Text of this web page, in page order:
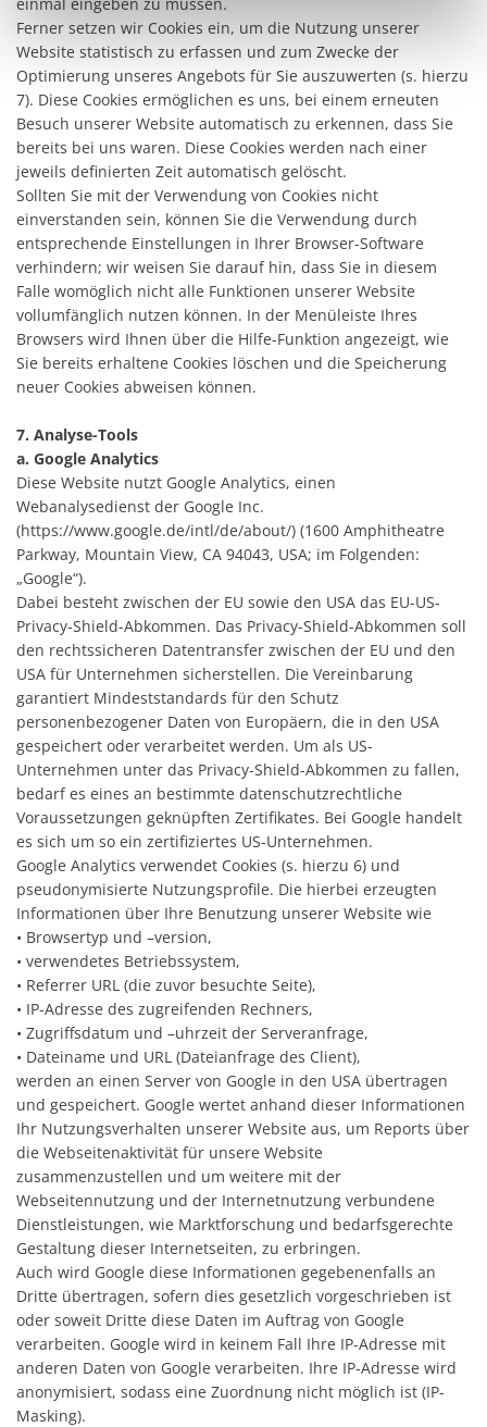
Ferner setzen wir Cookies ein, um die Nutzung unserer
Website statistisch zu erfassen und zum Zwecke der
Optimierung unseres Angebots für Sie auszuwerten (s. hierzu
7). Diese Cookies ermöglichen es uns, bei einem erneuten
Besuch unserer Website automatisch zu erkennen, dass Sie
bereits bei uns waren. Diese Cookies werden nach einer
jeweils definierten Zeit automatisch gelöscht.
Sollten Sie mit der Verwendung von Cookies nicht
einverstanden sein, können Sie die Verwendung durch
entsprechende Einstellungen in Ihrer Browser-Software
verhindern; wir weisen Sie darauf hin, dass Sie in diesem
Falle womöglich nicht alle Funktionen unserer Website
vollumfänglich nutzen können. In der Menüleiste Ihres
Browsers wird Ihnen über die Hilfe-Funktion angezeigt, wie
Sie bereits erhaltene Cookies löschen und die Speicherung
neuer Cookies abweisen können.
7. Analyse-Tools
a. Google Analytics
Diese Website nutzt Google Analytics, einen
Webanalysedienst der Google Inc.
(https://www.google.de/intl/de/about/) (1600 Amphitheatre
Parkway, Mountain View, CA 94043, USA; im Folgenden:
„Google“).
Dabei besteht zwischen der EU sowie den USA das EU-US-
Privacy-Shield-Abkommen. Das Privacy-Shield-Abkommen soll
den rechtssicheren Datentransfer zwischen der EU und den
USA für Unternehmen sicherstellen. Die Vereinbarung
garantiert Mindeststandards für den Schutz
personenbezogener Daten von Europäern, die in den USA
gespeichert oder verarbeitet werden. Um als US-
Unternehmen unter das Privacy-Shield-Abkommen zu fallen,
bedarf es eines an bestimmte datenschutzrechtliche
Voraussetzungen geknüpften Zertifikates. Bei Google handelt
es sich um so ein zertifiziertes US-Unternehmen.
Google Analytics verwendet Cookies (s. hierzu 6) und
pseudonymisierte Nutzungsprofile. Die hierbei erzeugten
Informationen über Ihre Benutzung unserer Website wie
• Browsertyp und –version,
• verwendetes Betriebssystem,
• Referrer URL (die zuvor besuchte Seite),
• IP-Adresse des zugreifenden Rechners,
• Zugriffsdatum und –uhrzeit der Serveranfrage,
• Dateiname und URL (Dateianfrage des Client),
werden an einen Server von Google in den USA übertragen
und gespeichert. Google wertet anhand dieser Informationen
Ihr Nutzungsverhalten unserer Website aus, um Reports über
die Webseitenaktivität für unsere Website
zusammenzustellen und um weitere mit der
Webseitennutzung und der Internetnutzung verbundene
Dienstleistungen, wie Marktforschung und bedarfsgerechte
Gestaltung dieser Internetseiten, zu erbringen.
Auch wird Google diese Informationen gegebenenfalls an
Dritte übertragen, sofern dies gesetzlich vorgeschrieben ist
oder soweit Dritte diese Daten im Auftrag von Google
verarbeiten. Google wird in keinem Fall Ihre IP-Adresse mit
anderen Daten von Google verarbeiten. Ihre IP-Adresse wird
anonymisiert, sodass eine Zuordnung nicht möglich ist (IP-
Masking).